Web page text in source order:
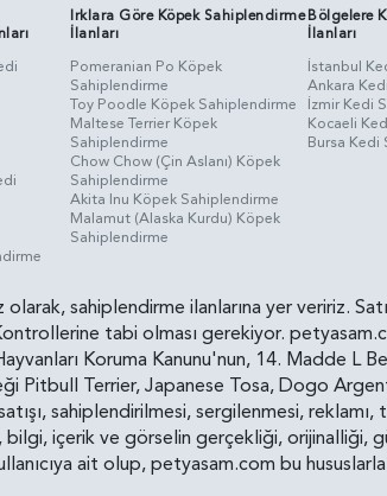
Irklara Göre Köpek Sahiplendirme
İlanları
Pomeranian Po Köpek
Sahiplendirme
Toy Poodle Köpek Sahiplendirme
Maltese Terrier Köpek
Sahiplendirme
Chow Chow (Çin Aslanı) Köpek
Sahiplendirme
Akita Inu Köpek Sahiplendirme
Malamut (Alaska Kurdu) Köpek
Sahiplendirme
Bölgelere
İlanları
İstanbul
Ankara
İzmir Kedi
Kocaeli
Bursa Kedi
sahiplendirme ilanlarına yer veririz.
tabi olması gerekiyor.
Koruma Kanunu'nun, 14. Madde L
Pitbull Terrier, Japanese Tosa, Dogo
sahiplendirilmesi, sergilenmesi,
bilgi, içerik ve görselin gerçekliği,
ait olup, petyasam.com bu